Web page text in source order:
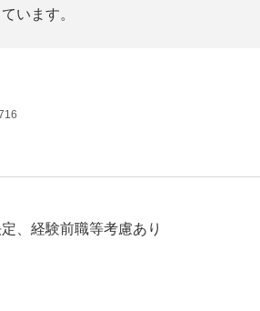
います。
、経験前職等考慮あり